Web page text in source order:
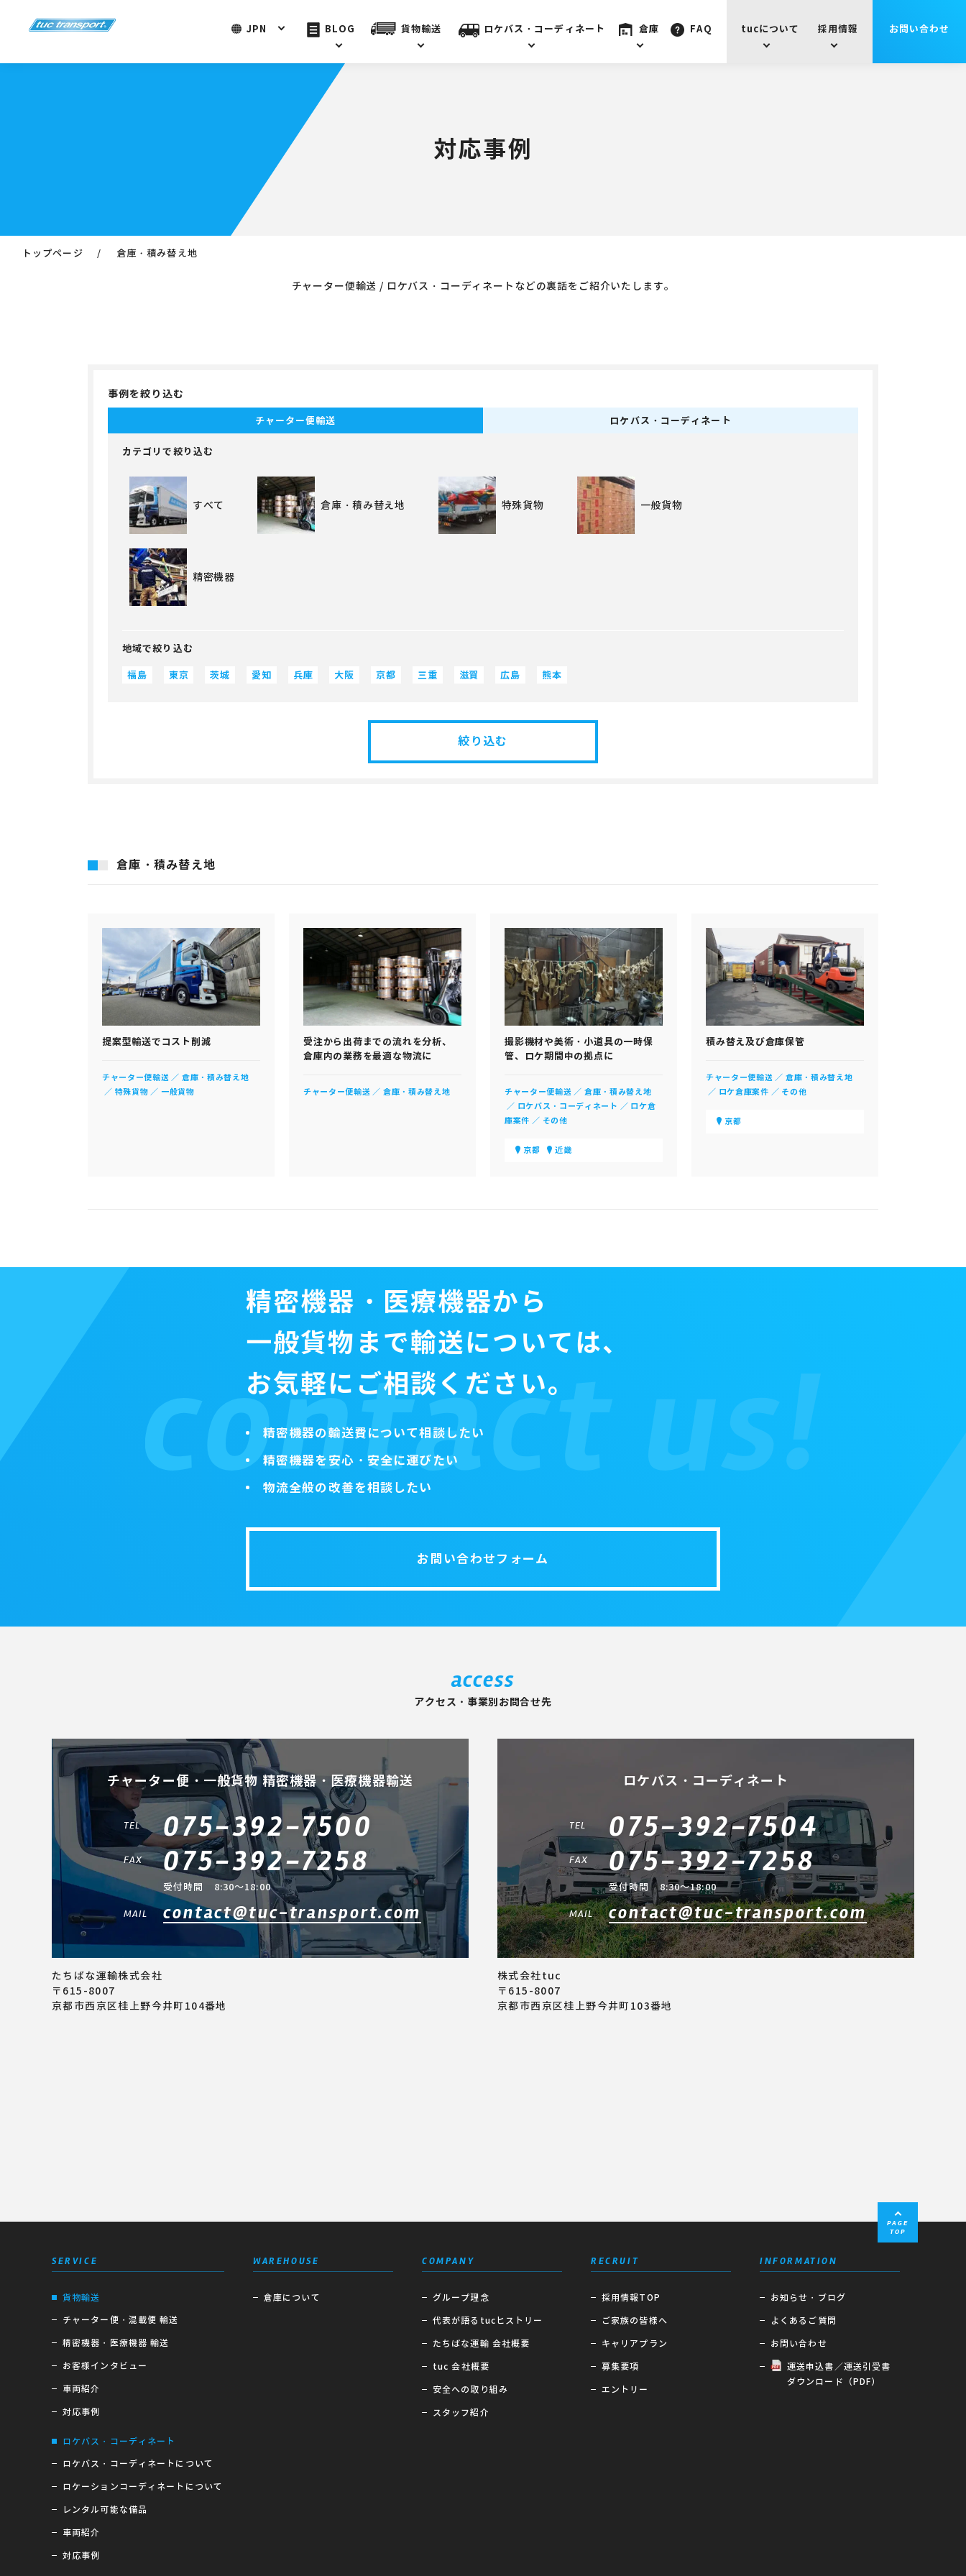
JPN BLOG 貨物輸送 ロケバス・コーディネート 倉庫 FAQ tucについて 採用情報 お問い合わせ
対応事例
トップページ 倉庫・積み替え地
チャーター便輸送 / ロケバス・コーディネートなどの裏話をご紹介いたします。
事例を絞り込む
チャーター便輸送 ロケバス・ コーディネート
カテゴリで絞り込む
すべて 倉庫・積み替え地 特殊貨物 一般貨物
精密機器
地域で絞り込む
福島 東京 茨城 愛知 兵庫 大阪 京都 三重 滋賀 広島 熊本
絞り込む
倉庫・積み替え地
提案型輸送でコスト削減
チャーター便輸送
倉庫・積み替え地
特殊貨物
一般貨物
受注から出荷までの流れを分析、
倉庫内の業務を最適な物流に
チャーター便輸送 倉庫・積み替え地
撮影機材や美術・小道具の一時保
管、ロケ期間中の拠点に
チャーター便輸送
倉庫・積み替え地
ロケバス・コーディネート
ロケ倉
庫案件
その他
京都 近畿
積み替え及び倉庫保管
チャーター便輸送
倉庫・積み替え地
ロケ倉庫案件
その他
京都
精密機器・医療機器から
一般貨物まで輸送については、
お気軽にご相談ください。
精密機器の輸送費について相談したい
精密機器を安心・安全に運びたい
物流全般の改善を相談したい
お問い合わせフォーム
access
アクセス・事業別お問合せ先
チャーター便・一般貨物 精密機器・医療機器輸送
TEL 075-392-7500
FAX 075-392-7258
受付時間 8:30～18:00
MAIL contact@tuc-transport.com
たちばな運輸株式会社
〒615-8007
京都市西京区桂上野今井町104番地
ロケバス・コーディネート
TEL 075-392-7504
FAX 075-392-7258
受付時間 8:30～18:00
MAIL contact@tuc-transport.com
株式会社tuc
〒615-8007
京都市西京区桂上野今井町103番地
PAGE
TOP
SERVICE
貨物輸送
チャーター便・混載便 輸送
精密機器・医療機器 輸送
お客様インタビュー
車両紹介
対応事例
ロケバス・コーディネート
ロケバス・コーディネートについて
ロケーションコーディネートについて
レンタル可能な備品
車両紹介
対応事例
WAREHOUSE
倉庫について
COMPANY
グループ理念
代表が語るtucヒストリー
たちばな運輸 会社概要
tuc 会社概要
安全への取り組み
スタッフ紹介
RECRUIT
採用情報TOP
ご家族の皆様へ
キャリアプラン
募集要項
エントリー
INFORMATION
お知らせ・ブログ
よくあるご質問
お問い合わせ
運送申込書／運送引受書
ダウンロード（PDF）